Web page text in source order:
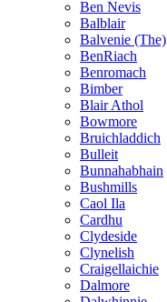
Ben Nevis
Balblair
Balvenie (The)
BenRiach
Benromach
Bimber
Blair Athol
Bowmore
Bruichladdich
Bulleit
Bunnahabhain
Bushmills
Caol Ila
Cardhu
Clydeside
Clynelish
Craigellaichie
Dalmore